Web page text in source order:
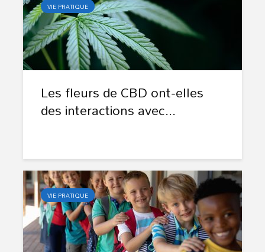
VIE PRATIQUE
Les fleurs de CBD ont-elles
des interactions avec...
VIE PRATIQUE